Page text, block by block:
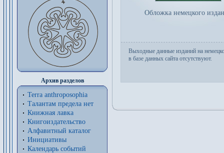
Архив разделов
Terra anthroposophia
Талантам предела нет
Книжная лавка
Книгоиздательство
Алфавитный каталог
Инициативы
Календарь событий
Обложка немецкого
Выходные данные изданий на
в базе данных сайта отсутствуют.